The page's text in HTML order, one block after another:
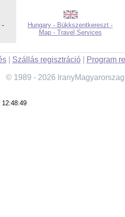
-
Hungary - Bükkszentkereszt -
Map - Travel Services
| Szállás regisztráció| Program
© 1989 - 2026